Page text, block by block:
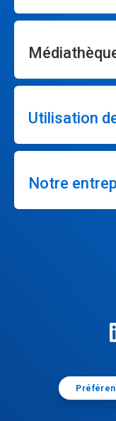
Utilisation
Notre